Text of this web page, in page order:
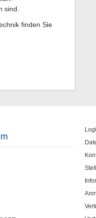
sind.
finden Sie